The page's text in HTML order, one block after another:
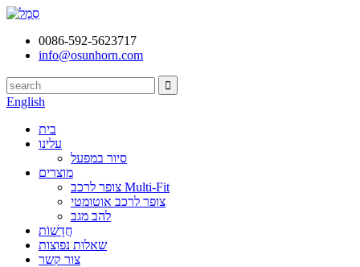
0086-592-5623717
info@osunhorn.com
English
בית
עלינו
סיור במפעל
מוצרים
צופר לרכב Multi-Fit
צופר לרכב אוטומטי
להב מגב
חֲדָשׁוֹת
שאלות נפוצות
צור קשר